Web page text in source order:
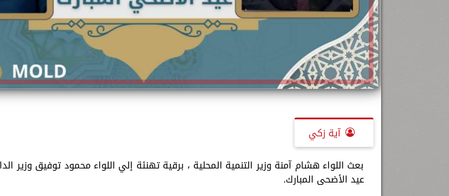
آية زكي
بعث اللواء هشام آمنة وزير التنمية المحلية ، برقية تهنئة إلي اللواء محمود توفيق وزير
عيد الأضحى المبارك.